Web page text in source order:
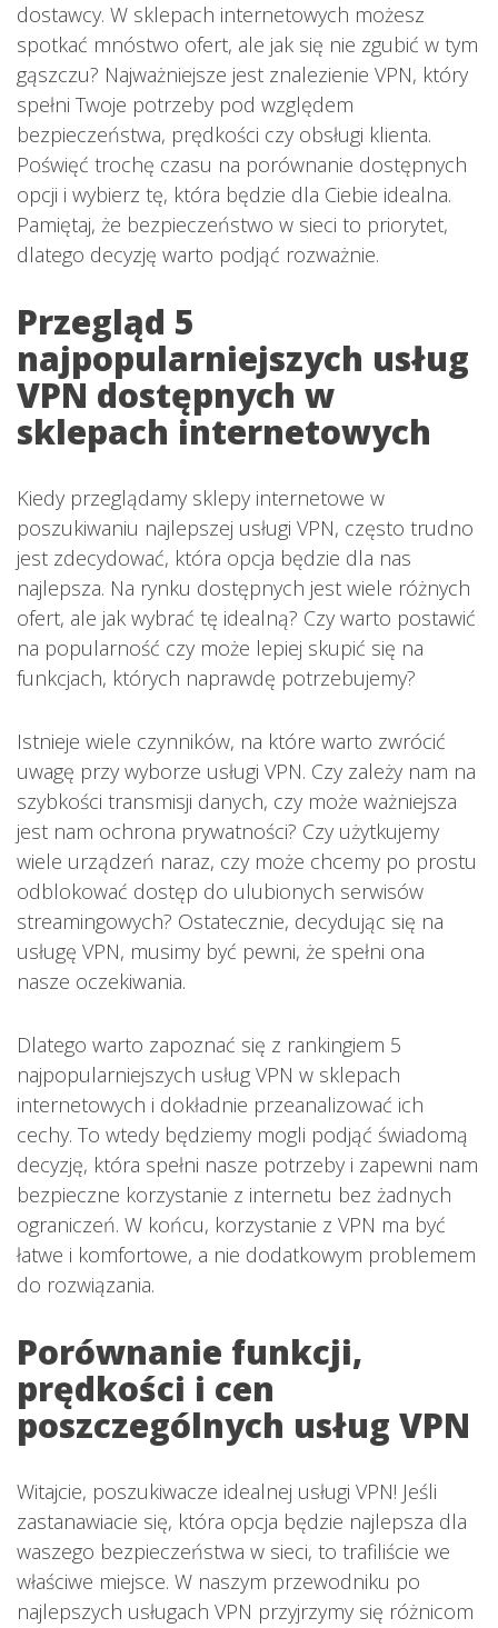
dostawcy. W sklepach internetowych możesz
spotkać mnóstwo ofert, ale jak się nie zgubić w tym
gąszczu? Najważniejsze jest znalezienie VPN, który
spełni Twoje potrzeby pod względem
bezpieczeństwa, prędkości czy obsługi klienta.
Poświęć trochę czasu na porównanie dostępnych
opcji i wybierz tę, która będzie dla Ciebie idealna.
Pamiętaj, że bezpieczeństwo w sieci to priorytet,
dlatego decyzję warto podjąć rozważnie.
Przegląd 5
najpopularniejszych usług
VPN dostępnych w
sklepach internetowych
Kiedy przeglądamy sklepy internetowe w
poszukiwaniu najlepszej usługi VPN, często trudno
jest zdecydować, która opcja będzie dla nas
najlepsza. Na rynku dostępnych jest wiele różnych
ofert, ale jak wybrać tę idealną? Czy warto postawić
na popularność czy może lepiej skupić się na
funkcjach, których naprawdę potrzebujemy?
Istnieje wiele czynników, na które warto zwrócić
uwagę przy wyborze usługi VPN. Czy zależy nam na
szybkości transmisji danych, czy może ważniejsza
jest nam ochrona prywatności? Czy użytkujemy
wiele urządzeń naraz, czy może chcemy po prostu
odblokować dostęp do ulubionych serwisów
streamingowych? Ostatecznie, decydując się na
usługę VPN, musimy być pewni, że spełni ona
nasze oczekiwania.
Dlatego warto zapoznać się z rankingiem 5
najpopularniejszych usług VPN w sklepach
internetowych i dokładnie przeanalizować ich
cechy. To wtedy będziemy mogli podjąć świadomą
decyzję, która spełni nasze potrzeby i zapewni nam
bezpieczne korzystanie z internetu bez żadnych
ograniczeń. W końcu, korzystanie z VPN ma być
łatwe i komfortowe, a nie dodatkowym problemem
do rozwiązania.
Porównanie funkcji,
prędkości i cen
poszczególnych usług VPN
Witajcie, poszukiwacze idealnej usługi VPN! Jeśli
zastanawiacie się, która opcja będzie najlepsza dla
waszego bezpieczeństwa w sieci, to trafiliście we
właściwe miejsce. W naszym przewodniku po
najlepszych usługach VPN przyjrzymy się różnicom